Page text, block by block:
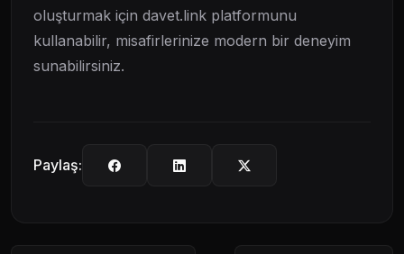
oluşturmak için davet.link platformunu
kullanabilir, misafirlerinize modern bir deneyim
sunabilirsiniz.
Paylaş: